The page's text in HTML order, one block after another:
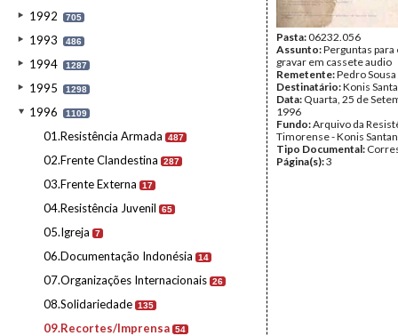
1992 705
1993 486
1994 1287
1995 1298
1996 1109
01.Resistência Armada 487
02.Frente Clandestina 287
03.Frente Externa 17
04.Resistência Juvenil 65
05.Igreja 7
06.Documentação Indonésia 14
07.Organizações Internacionais 26
08.Solidariedade 135
09.Recortes/Imprensa 54
Pasta:06232.056
Assunto:Perguntas
gravar em cassete audio
Remetente:Pedro
Destinatário:Konis
Data: Quarta, 25 de
1996
Fundo:Arquivo da
Timorense - Konis
Tipo Documental:
Página(s):3